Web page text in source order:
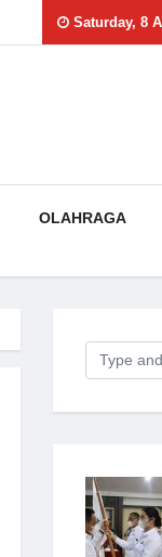
Saturday, 8
OLAHRAGA